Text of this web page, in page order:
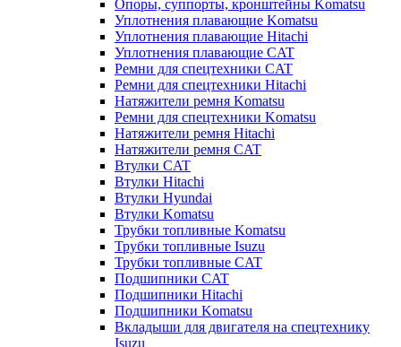
Опоры, суппорты, кронштейны Komatsu
Уплотнения плавающие Komatsu
Уплотнения плавающие Hitachi
Уплотнения плавающие CAT
Ремни для спецтехники CAT
Ремни для спецтехники Hitachi
Натяжители ремня Komatsu
Ремни для спецтехники Komatsu
Натяжители ремня Hitachi
Натяжители ремня CAT
Втулки CAT
Втулки Hitachi
Втулки Hyundai
Втулки Komatsu
Трубки топливные Komatsu
Трубки топливные Isuzu
Трубки топливные CAT
Подшипники CAT
Подшипники Hitachi
Подшипники Komatsu
Вкладыши для двигателя на спецтехнику
Isuzu